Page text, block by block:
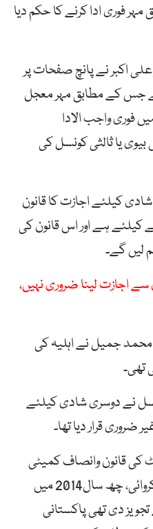
مہرفوریاداکرنےکاحکمدیا
علیاکبرنےپانچصفحاتپر
جسکےمطابقمہرمعجل
فوریواجبالادا
بیوییاثالثیکونسلکی
شادیکیلئےاجازتکاقانون
کیلئےہے اور اسقانونکی
لیں گے۔
اجازت لینا ضروری نہیں،
محمدجمیلنےاہلیہکی
تھی۔
نے دوسری شادی کیلئے
قرار دیا تھا۔
کی قانون وانصاف کمیٹی
میں14-2013 کی رپورٹ جمع کروائی، چھ سال2014 میں
دی تھی پاکستانی